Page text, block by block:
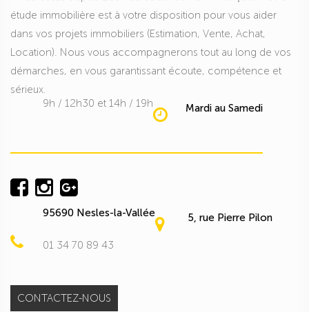
étude immobilière est à votre disposition pour vous aider
dans vos projets immobiliers (Estimation, Vente, Achat,
Location). Nous vous accompagnerons tout au long de vos
démarches, en vous garantissant écoute, compétence et
sérieux.
Mardi au Samedi
9h / 12h30 et 14h / 19h
5, rue Pierre Pilon
95690 Nesles-la-Vallée
01 34 70 89 43
CONTACTEZ-NOUS